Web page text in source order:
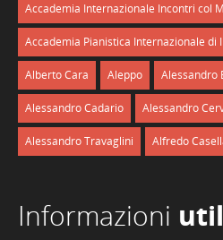
Accademia Internazionale Incontri col
Accademia Pianistica Internazionale di
Alberto Cara Aleppo Alessandro
Alessandro Cadario Alessandro
Alessandro Travaglini Alfredo
Informazioni